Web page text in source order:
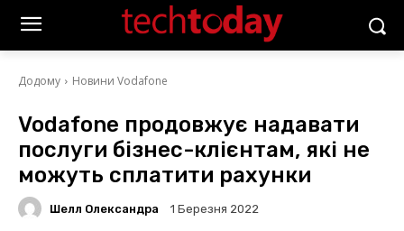
Додому Новини Vodafone
Vodafone продовжує надавати
послуги бізнес-клієнтам, які не
можуть сплатити рахунки
Шелл Олександра 1 Березня 2022